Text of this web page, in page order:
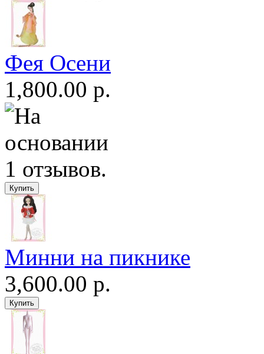
Фея Осени
1,800.00 р.
Минни на пикнике
3,600.00 р.